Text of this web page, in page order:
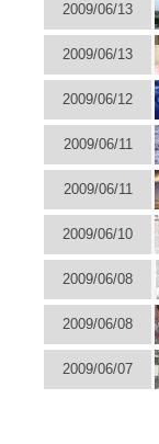
2009/06/13
2009/06/13
2009/06/12
2009/06/11
2009/06/11
2009/06/10
2009/06/08
2009/06/08
2009/06/07